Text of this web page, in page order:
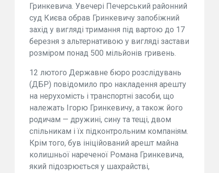
Гринкевича. Увечері Печерський районний
суд Києва обрав Гринкевичу запобіжний
захід у вигляді тримання під вартою до 17
березня з альтернативою у вигляді застави
розміром понад 500 мільйонів гривень.
12 лютого Державне бюро розслідувань
(ДБР) повідомило про накладення арешту
на нерухомість і транспортні засоби, що
належать Ігорю Гринкевичу, а також його
родичам — дружині, сину та тещі, двом
спільникам і їх підконтрольним компаніям.
Крім того, був ініційований арешт майна
колишньої нареченої Романа Гринкевича,
який підозрюється у шахрайстві,